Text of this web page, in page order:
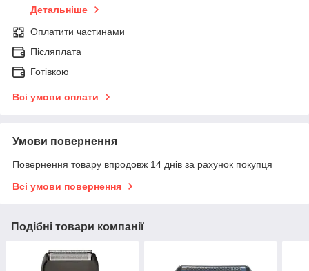
Детальніше
Оплатити частинами
Післяплата
Готівкою
Всі умови оплати
Умови повернення
Повернення товару впродовж 14 днів за рахунок покупця
Всі умови повернення
Подібні товари компанії